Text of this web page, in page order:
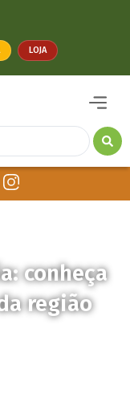
LOJA
conheça
região